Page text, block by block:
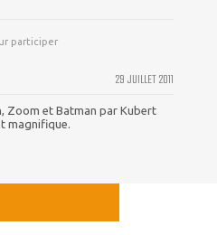
participer
29 JUILLET 2011
Zoom et Batman par Kubert
magnifique.